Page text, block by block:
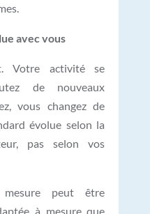
avec vous
Votre activité se
de nouveaux
vous changez de
évolue selon la
pas selon vos
peut être
à mesure que